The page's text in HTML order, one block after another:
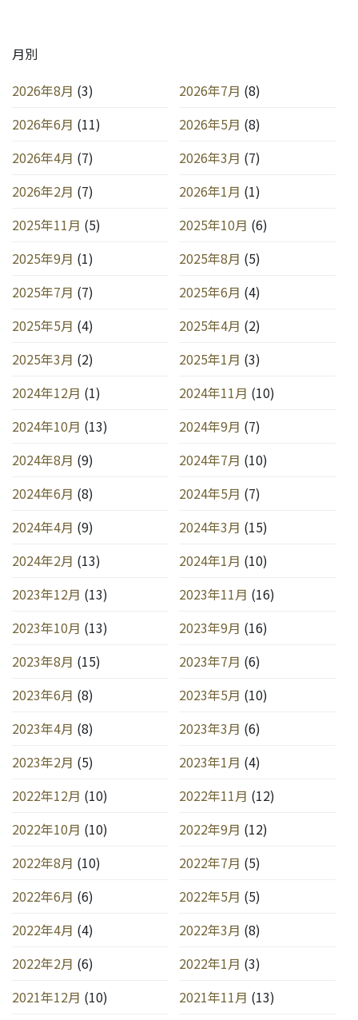
月別
2026年8月 (3) 2026年7月 (8)
2026年6月 (11) 2026年5月 (8)
2026年4月 (7) 2026年3月 (7)
2026年2月 (7) 2026年1月 (1)
2025年11月 (5) 2025年10月 (6)
2025年9月 (1) 2025年8月 (5)
2025年7月 (7) 2025年6月 (4)
2025年5月 (4) 2025年4月 (2)
2025年3月 (2) 2025年1月 (3)
2024年12月 (1) 2024年11月 (10)
2024年10月 (13) 2024年9月 (7)
2024年8月 (9) 2024年7月 (10)
2024年6月 (8) 2024年5月 (7)
2024年4月 (9) 2024年3月 (15)
2024年2月 (13) 2024年1月 (10)
2023年12月 (13) 2023年11月 (16)
2023年10月 (13) 2023年9月 (16)
2023年8月 (15) 2023年7月 (6)
2023年6月 (8) 2023年5月 (10)
2023年4月 (8) 2023年3月 (6)
2023年2月 (5) 2023年1月 (4)
2022年12月 (10) 2022年11月 (12)
2022年10月 (10) 2022年9月 (12)
2022年8月 (10) 2022年7月 (5)
2022年6月 (6) 2022年5月 (5)
2022年4月 (4) 2022年3月 (8)
2022年2月 (6) 2022年1月 (3)
2021年12月 (10) 2021年11月 (13)